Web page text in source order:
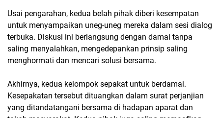
Usai pengarahan, kedua belah pihak diberi kesempatan
untuk menyampaikan uneg-uneg mereka dalam sesi dialog
terbuka. Diskusi ini berlangsung dengan damai tanpa
saling menyalahkan, mengedepankan prinsip saling
menghormati dan mencari solusi bersama.
Akhirnya, kedua kelompok sepakat untuk berdamai.
Kesepakatan tersebut dituangkan dalam surat perjanjian
yang ditandatangani bersama di hadapan aparat dan